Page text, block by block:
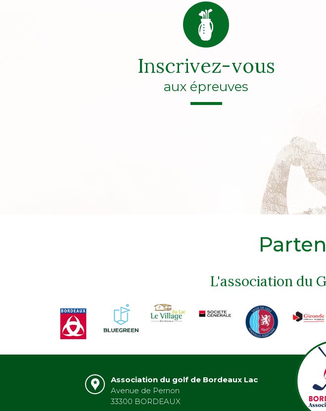
Inscrivez-vous
aux épreuves
L'association du
Association du golf de Bordeaux Lac
Avenue de Pernon
33300 BORDEAUX